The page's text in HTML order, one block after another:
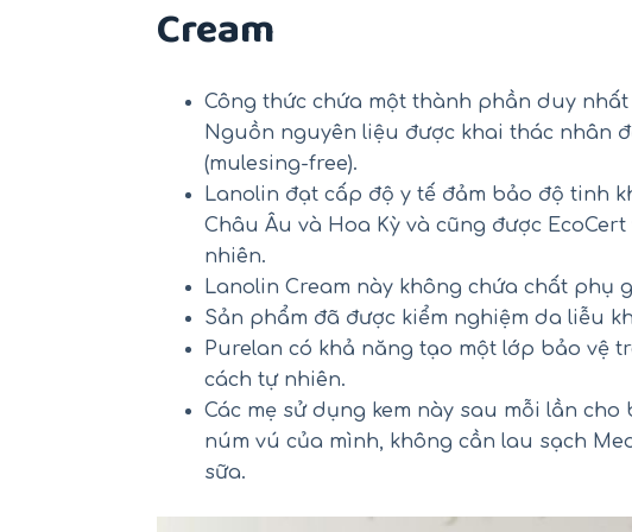
Cream
Công thức chứa một thành phần duy
Nguồn nguyên liệu được khai thác nhân
(mulesing-free).
Lanolin đạt cấp độ y tế đảm bảo độ tinh
Châu Âu và Hoa Kỳ và cũng được
nhiên.
Lanolin Cream này không chứa chất phụ
Sản phẩm đã được kiểm nghiệm da liễu
Purelan có khả năng tạo một lớp bảo vệ
cách tự nhiên.
Các mẹ sử dụng kem này sau mỗi lần
núm vú của mình, không cần lau sạch
sữa.
Muối hồng